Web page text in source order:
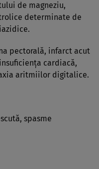
de magneziu,
determinate de
pectorală, infarct acut
cardiacă,
aritmiilor digitalice.
spasme